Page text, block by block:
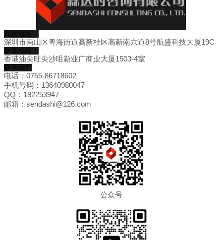
深圳市南山区粤海街道高新社区高新南六道8号航盛科技大厦19C
香港油尖旺尖沙咀新业广商业大厦1503-4室
电话：0755-86718602
手机号码：13640980047
QQ：182253947
邮箱：sendashi@126.com
公众号